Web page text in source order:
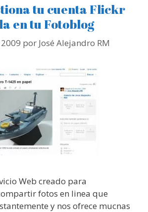
tu cuenta Flickr
en tu Fotoblog
por José Alejandro RM
Web creado para
fotos en linea que
y nos ofrece mucnas